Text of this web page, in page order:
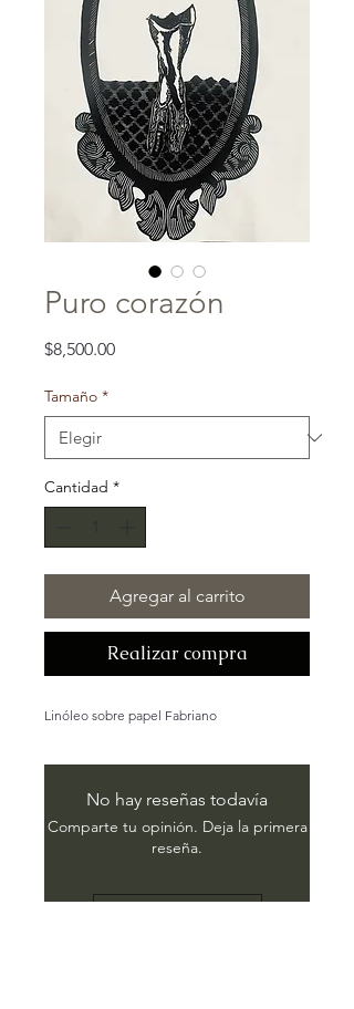
Puro corazón
$8,500.00Precio
Tamaño *
Cantidad *
Agregar al carrito
Realizar compra
Linóleo sobre papel Fabriano
No hay reseñas todavía
Comparte tu opinión. Deja la primera
reseña.